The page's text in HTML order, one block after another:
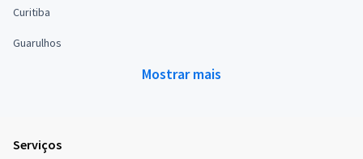
Curitiba
Guarulhos
Mostrar mais
Serviços